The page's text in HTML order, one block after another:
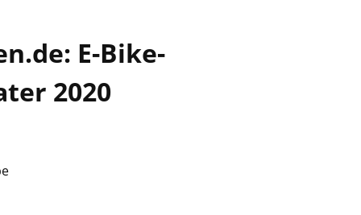
E-Bike-
2020